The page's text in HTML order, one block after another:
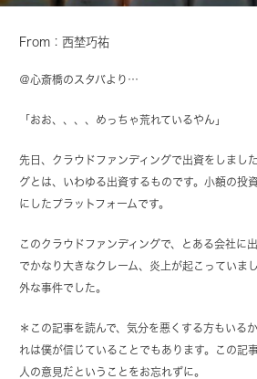
From：西埜巧祐
＠心斎橋のスタバより…
「おお、、、、めっちゃ荒れているやん」
先日、クラウドファンディングで出資をしまし
グとは、いわゆる出資するものです。小額の投
にしたプラットフォームです。
このクラウドファンディングで、とある会社に
でかなり大きなクレーム、炎上が起こっていま
外な事件でした。
＊この記事を読んで、気分を悪くする方もいる
れは僕が信じていることでもあります。この記
人の意見だということをお忘れずに。